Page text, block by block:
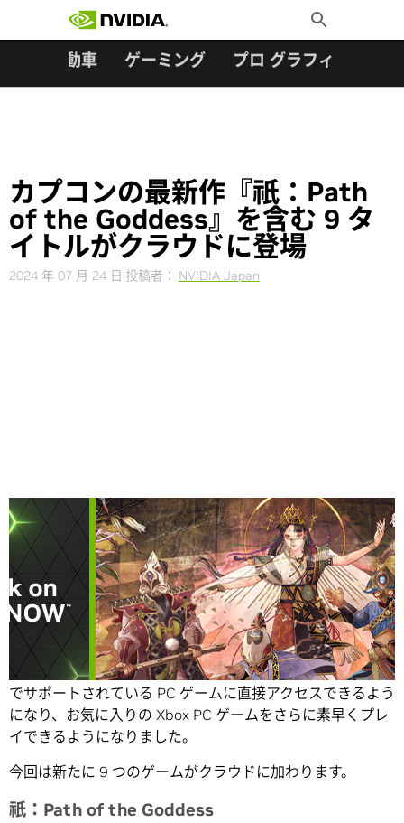
Toggle
Search
自動車 ゲーミング プロ グラフィックス
カプコンの最新作『祇：Path
of the Goddess』を含む 9 タ
イトルがクラウドに登場
2024 年 07 月 24 日 投稿者： NVIDIA Japan
Share
ゲーマーは Xbox.com のゲームページから GeForce NOW
でサポートされている PC ゲームに直接アクセスできるよう
になり、お気に入りの Xbox PC ゲームをさらに素早くプレ
イできるようになりました。
今回は新たに 9 つのゲームがクラウドに加わります。
祇：Path of the Goddess